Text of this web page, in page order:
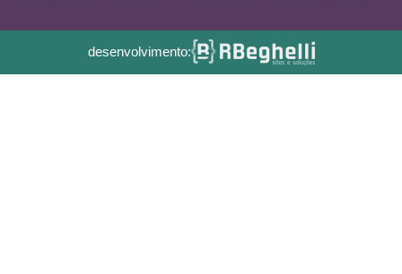
desenvolvimento: